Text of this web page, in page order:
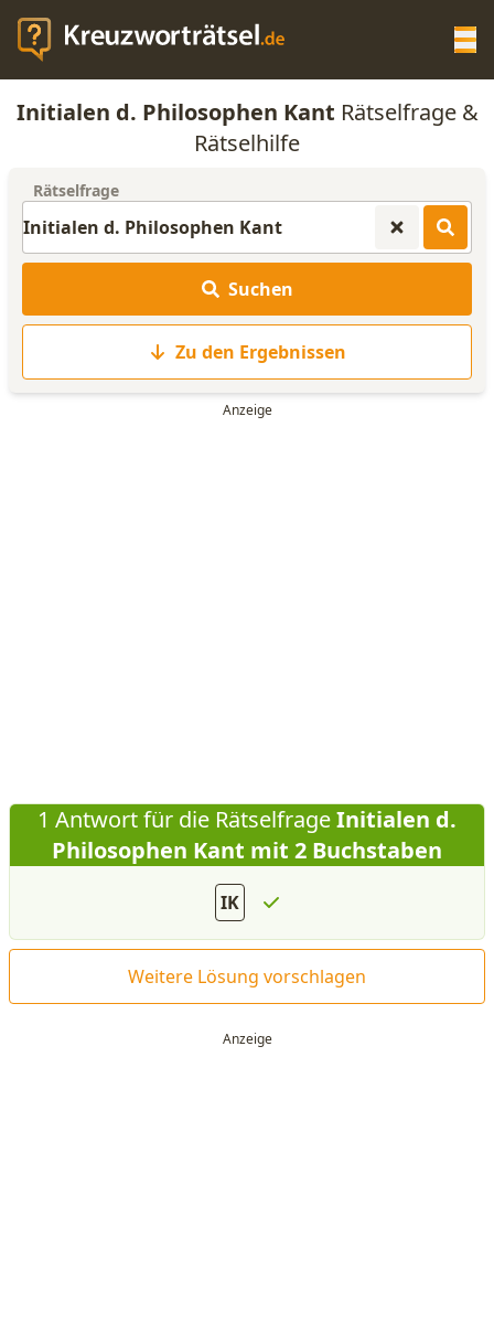
KREUZWORTRÄTSEL-HILFE
ANAGRAMM-GENERATOR
WORTLISTE
Initialen d. Philosophen Kant Rätselfrage &
Rätselhilfe
Rätselfrage
Suchen
Zu den Ergebnissen
1 Antwort für die RätselfrageInitialen d.
Philosophen Kant mit 2 Buchstaben
IK
Weitere Lösung vorschlagen